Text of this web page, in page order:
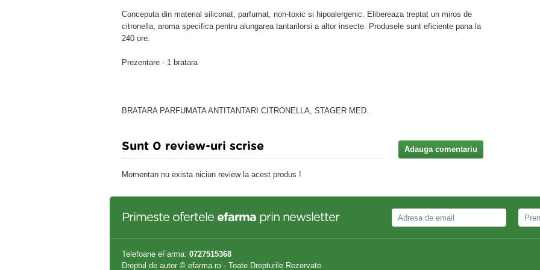
Conceputa din material siliconat, parfumat, non-toxic si hipoalergenic. Elibereaza treptat un miros de
citronella, aroma specifica pentru alungarea tantarilorsi a altor insecte. Produsele sunt eficiente pana la
240 ore.
Prezentare - 1 bratara
BRATARA PARFUMATA ANTITANTARI CITRONELLA, STAGER MED.
Sunt 0 review-uri scrise Adauga comentariu
Momentan nu exista niciun review la acest produs !
Primeste ofertele efarma prin newsletter
Telefoane eFarma: 0727515368
Dreptul de autor © efarma.ro - Toate Drepturile Rezervate.